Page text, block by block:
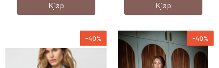
Kjøp Kjøp
-40% -40%